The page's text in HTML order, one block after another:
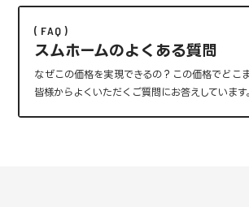
FAQ
スムホームのよくある質問
なぜこの価格を実現できるの？この価格でどこ
皆様からよくいただくご質問にお答えしています